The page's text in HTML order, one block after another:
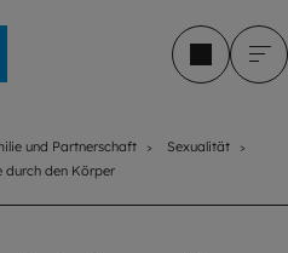
und Partnerschaft
Sexualität
durch den Körper